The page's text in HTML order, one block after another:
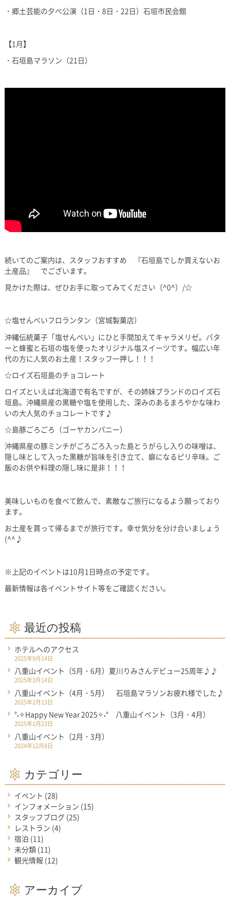
・郷土芸能の夕べ公演（1日・8日・22日）石垣市民会館
【1月】
・石垣島マラソン（21日）
続いてのご案内は、スタッフおすすめ 『石垣島でしか買えないお
土産品』 でございます。
見かけた際は、ぜひお手に取ってみてください（^0^）/☆
☆塩せんべいフロランタン（宮城製菓店）
沖縄伝統菓子「塩せんべい」にひと手間加えてキャラメリゼ。バタ
ーと蜂蜜と石垣の塩を使ったオリジナル塩スイーツです。幅広い年
代の方に人気のお土産！スタッフ一押し！！！
☆ロイズ石垣島のチョコレート
ロイズといえば北海道で有名ですが、その姉妹ブランドのロイズ石
垣島。沖縄県産の黒糖や塩を使用した、深みのあるまろやかな味わ
いの大人気のチョコレートです♪
☆島豚ごろごろ（ゴーヤカンパニー）
沖縄県産の豚ミンチがごろごろ入った島とうがらし入りの味噌は、
隠し味として入った黒糖が旨味を引き立て、癖になるピリ辛味。ご
飯のお供や料理の隠し味に是非！！！
美味しいものを食べて飲んで、素敵なご旅行になるよう願っており
ます。
お土産を買って帰るまでが旅行です。幸せ気分を分け合いましょう
(^^♪
※上記のイベントは10月1日時点の予定です。
最新情報は各イベントサイト等をご確認ください。
最近の投稿
ホテルへのアクセス
2025年9月14日
八重山イベント（5月・6月）夏川りみさんデビュー25周年♪♪
2025年3月14日
八重山イベント（4月・5月） 石垣島マラソンお疲れ様でした♪
2025年2月13日
°˖✧Happy New Year 2025✧˖° 八重山イベント（3月・4月）
2025年1月23日
八重山イベント（2月・3月）
2024年12月8日
カテゴリー
イベント (28)
インフォメーション (15)
スタッフブログ (25)
レストラン (4)
宿泊 (11)
未分類(11)
観光情報 (12)
アーカイブ